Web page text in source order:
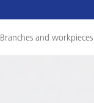
Branches and workpieces